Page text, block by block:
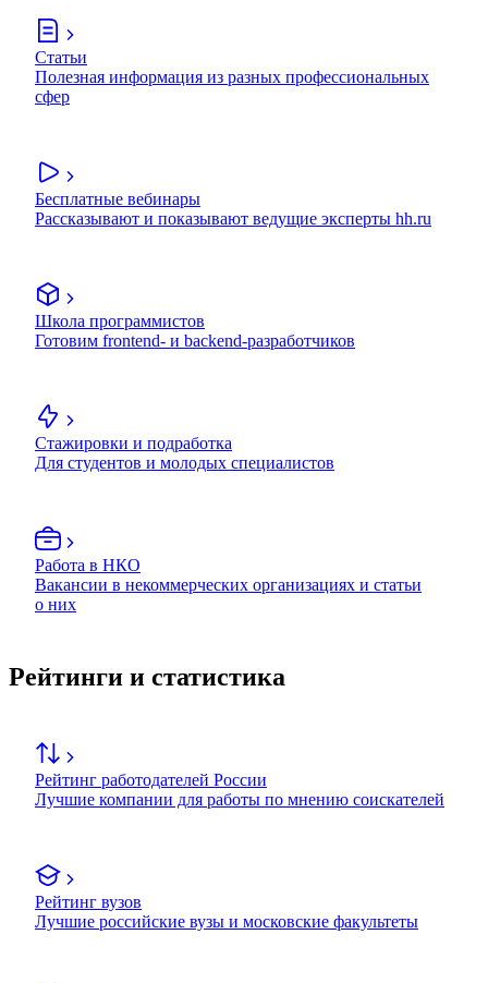
Статьи
Полезная информация из разных профессиональных
сфер
Бесплатные вебинары
Рассказывают и показывают ведущие эксперты hh.ru
Школа программистов
Готовим frontend- и backend-разработчиков
Стажировки и подработка
Для студентов и молодых специалистов
Работа в НКО
Вакансии в некоммерческих организациях и статьи
о них
Рейтинги и статистика
Рейтинг работодателей России
Лучшие компании для работы по мнению соискателей
Рейтинг вузов
Лучшие российские вузы и московские факультеты